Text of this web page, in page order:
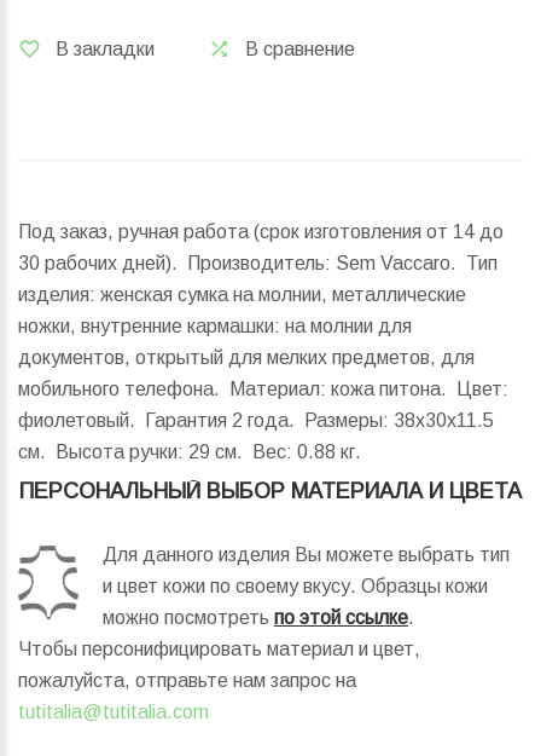
В закладки В сравнение
Под заказ, ручная работа (срок изготовления от 14 до
30 рабочих дней). Производитель: Sem Vaccaro. Тип
изделия: женская сумка на молнии, металлические
ножки, внутренние кармашки: на молнии для
документов, открытый для мелких предметов, для
мобильного телефона. Материал: кожа питона. Цвет:
фиолетовый. Гарантия 2 года.
Размеры: 38x30x11.5
см.
Высота ручки: 29 см. Вес: 0.88 кг.
ПЕРСОНАЛЬНЫЙ ВЫБОР МАТЕРИАЛА И ЦВЕТА
Для данного изделия Вы можете выбрать тип
и цвет кожи по своему вкусу. Образцы кожи
можно посмотреть по этой ссылке.
Чтобы персонифицировать материал и цвет,
пожалуйста, отправьте нам запрос на
tutitalia@tutitalia.com